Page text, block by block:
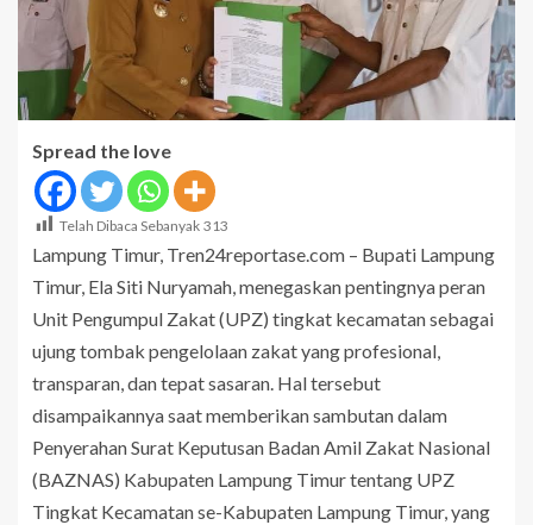
Spread the love
Telah Dibaca Sebanyak 313
Lampung Timur, Tren24reportase.com – Bupati Lampung
Timur, Ela Siti Nuryamah, menegaskan pentingnya peran
Unit Pengumpul Zakat (UPZ) tingkat kecamatan sebagai
ujung tombak pengelolaan zakat yang profesional,
transparan, dan tepat sasaran. Hal tersebut
disampaikannya saat memberikan sambutan dalam
Penyerahan Surat Keputusan Badan Amil Zakat Nasional
(BAZNAS) Kabupaten Lampung Timur tentang UPZ
Tingkat Kecamatan se-Kabupaten Lampung Timur, yang